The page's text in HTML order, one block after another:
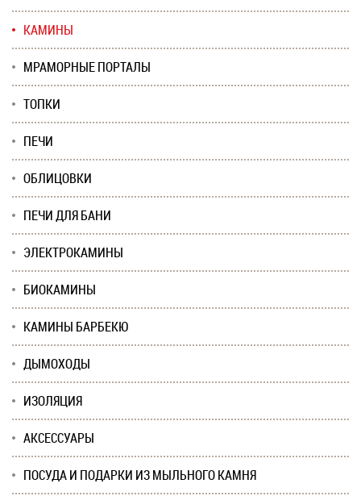
КАМИНЫ
МРАМОРНЫЕ ПОРТАЛЫ
ТОПКИ
ПЕЧИ
ОБЛИЦОВКИ
ПЕЧИ ДЛЯ БАНИ
ЭЛЕКТРОКАМИНЫ
БИОКАМИНЫ
КАМИНЫ БАРБЕКЮ
ДЫМОХОДЫ
ИЗОЛЯЦИЯ
АКСЕССУАРЫ
ПОСУДА И ПОДАРКИ ИЗ МЫЛЬНОГО КАМНЯ